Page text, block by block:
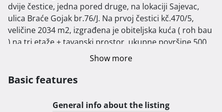
dvije čestice, jedna pored druge, na lokaciji Sajevac,
ulica Braće Gojak br.76/J. Na prvoj čestici kč.470/5,
veličine 2034 m2, izgrađena je obiteljska kuća ( roh bau
) na tri etaže + tavanski prostor, ukupne površine 500
m2. Druga čestica je u produžetku prve, kč.470/36,
ili slične namjene ili se može koristiti u druge svrhe,
Zemljište s navedenom nekretninom neposredno su
Show more
Basic features
General info about the listing